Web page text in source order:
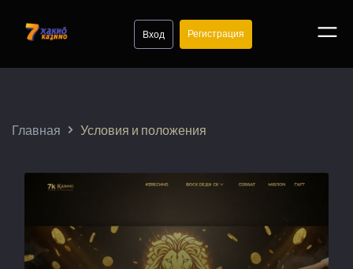
Вход Регистрация
Главная Условия и положения